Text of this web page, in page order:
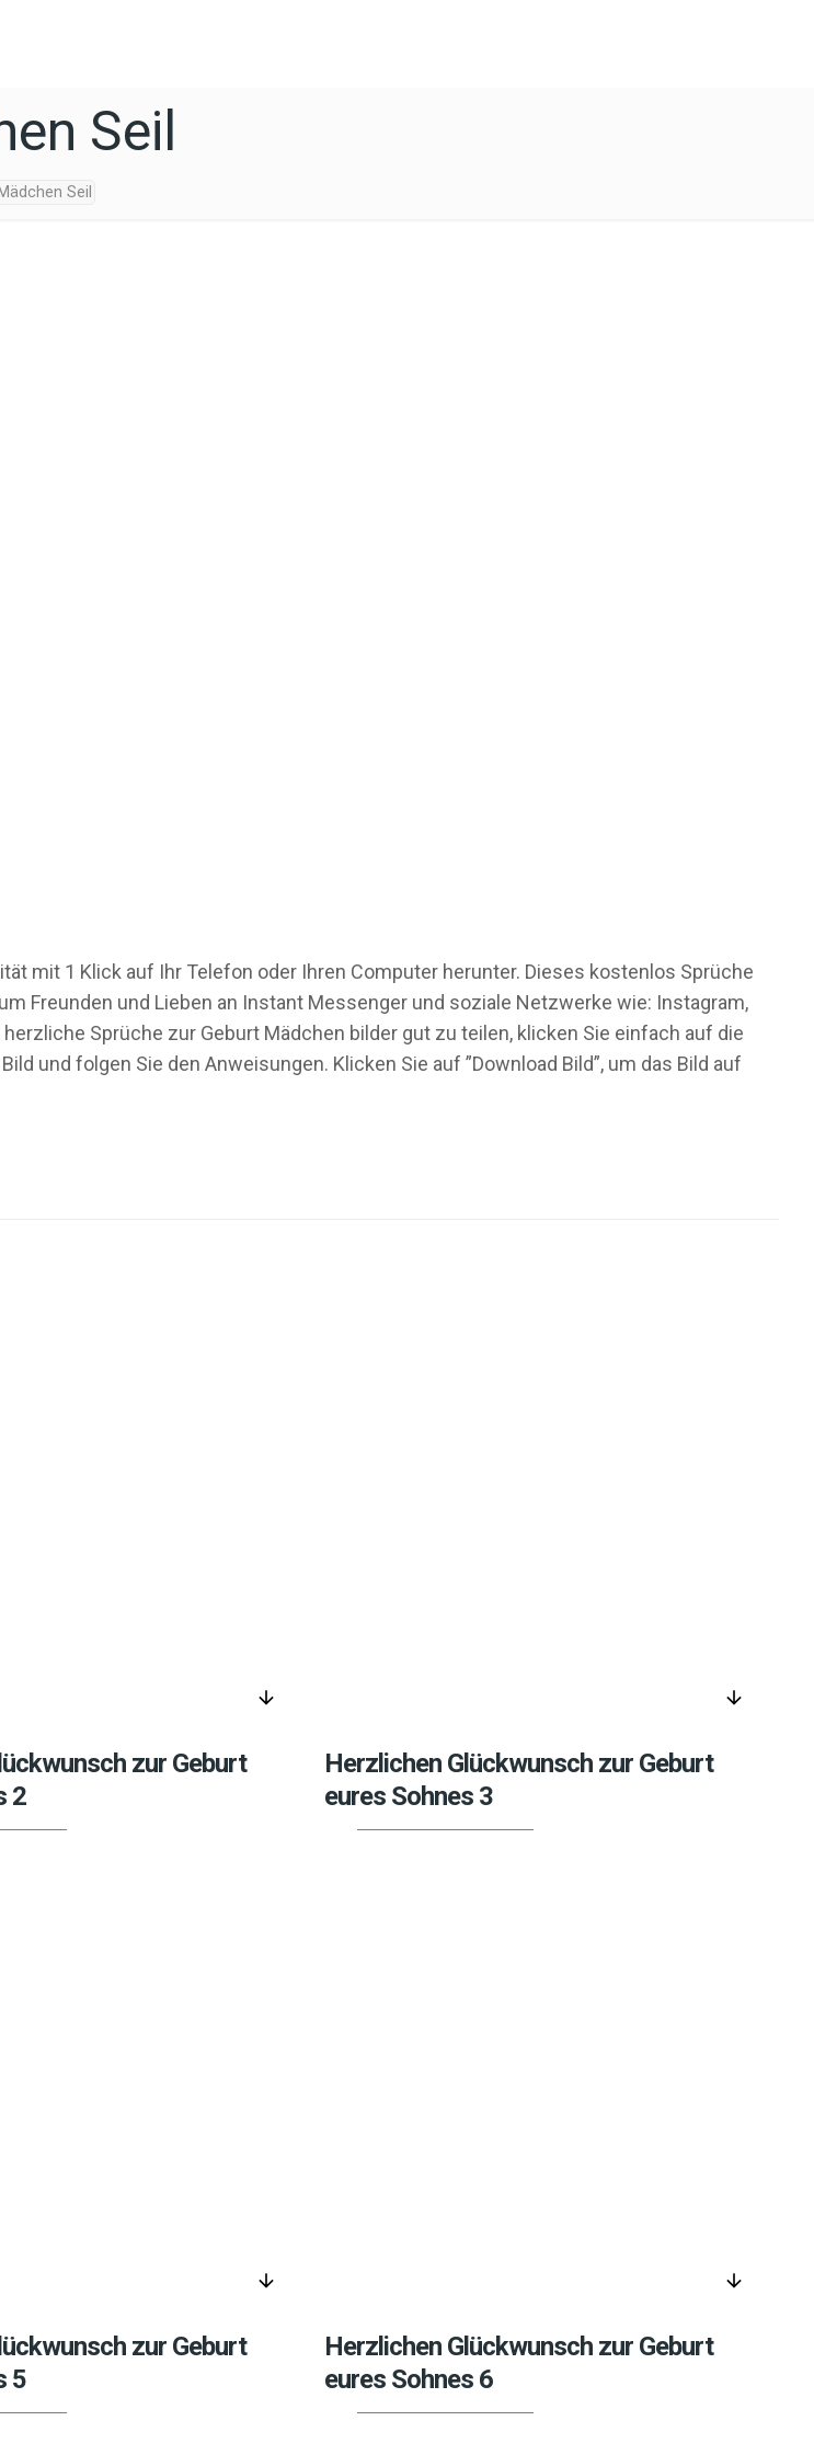
Seil
Seil
mit 1 Klick auf Ihr Telefon oder Ihren Computer herunter. Dieses kostenlos Sprüche
Freunden und Lieben an Instant Messenger und soziale Netzwerke wie: Instagram,
Sprüche zur Geburt Mädchen bilder gut zu teilen, klicken Sie einfach auf die
und folgen Sie den Anweisungen. Klicken Sie auf ”Download Bild”, um das Bild auf
arrow_downward
zur Geburt
2
arrow_downward
Herzlichen Glückwunsch zur Geburt
eures Sohnes 3
arrow_downward
zur Geburt
5
arrow_downward
Herzlichen Glückwunsch zur Geburt
eures Sohnes 6